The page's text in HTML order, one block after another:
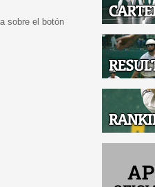
sobre el botón